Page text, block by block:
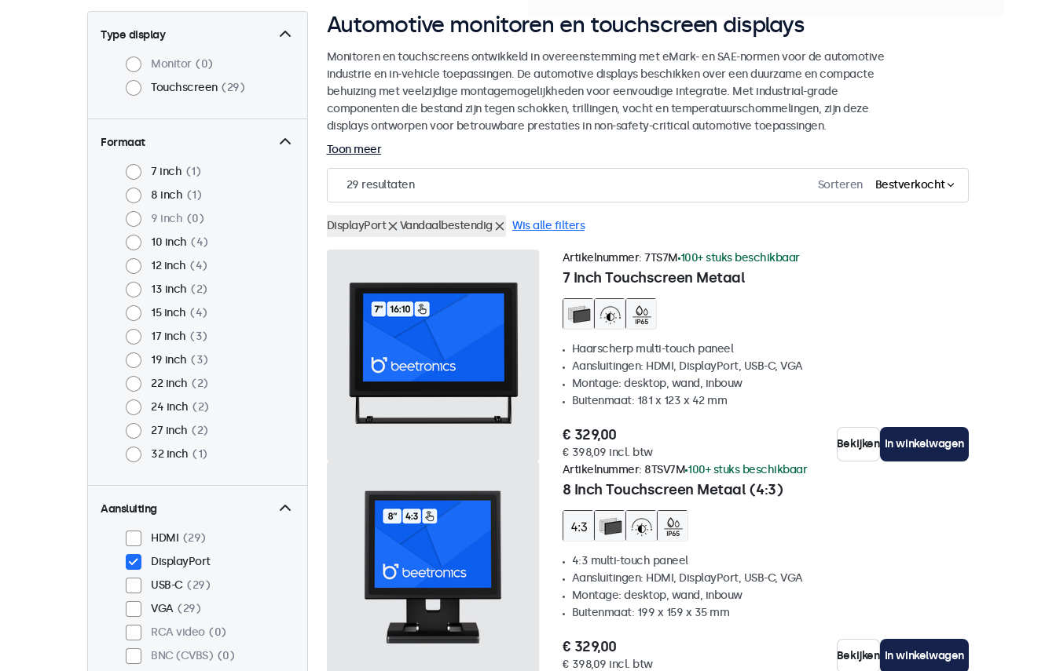
Type display
Monitor
0
Touchscreen
29
Formaat
7 inch
1
8 inch
1
9 inch
0
10 inch
4
12 inch
4
13 inch
2
15 inch
4
17 inch
3
19 inch
3
22 inch
2
24 inch
2
27 inch
2
32 inch
1
Aansluiting
HDMI
29
DisplayPort
USB-C
29
VGA
29
RCA video
0
BNC (CVBS)
0
Automotive monitoren en touchscreen displays
Monitoren en touchscreens ontwikkeld in overeenstemming met eMark- en SAE-normen voor de automotive
industrie en in-vehicle toepassingen. De automotive displays beschikken over een duurzame en compacte
behuizing met veelzijdige montagemogelijkheden voor eenvoudige integratie. Met industrial-grade
componenten die bestand zijn tegen schokken, trillingen, vocht en temperatuurschommelingen, zijn deze
displays ontworpen voor betrouwbare prestaties in non-safety-critical automotive toepassingen.
Toon meer
29 resultaten Sorteren Bestverkocht
DisplayPort Vandaalbestendig Wis alle filters
7 Inch Touchscreen Metaal
Artikelnummer: 7TS7M 100+ stuks beschikbaar
Haarscherp multi-touch paneel
Aansluitingen: HDMI, DisplayPort, USB-C, VGA
Montage: desktop, wand, inbouw
Buitenmaat: 181 x 123 x 42 mm
€ 329,00
€ 398,09 incl. btw
Bekijken In winkelwagen
8 Inch Touchscreen Metaal (4:3)
Artikelnummer: 8TSV7M 100+ stuks beschikbaar
4:3 multi-touch paneel
Aansluitingen: HDMI, DisplayPort, USB-C, VGA
Montage: desktop, wand, inbouw
Buitenmaat: 199 x 159 x 35 mm
€ 329,00
€ 398,09 incl. btw
Bekijken In winkelwagen